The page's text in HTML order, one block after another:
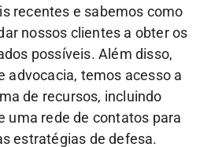
recentes e sabemos como
nossos clientes a obter os
possíveis. Além disso,
advocacia, temos acesso a
de recursos, incluindo
uma rede de contatos para
estratégias de defesa.